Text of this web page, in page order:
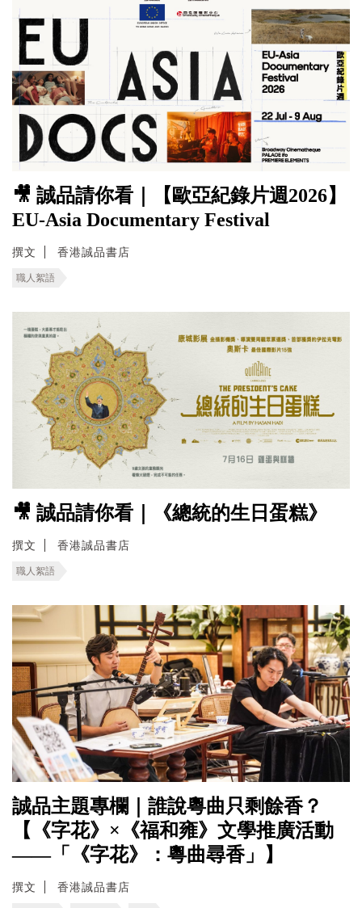
🎥 誠品請你看｜【歐亞紀錄片週2026】
EU-Asia Documentary Festival
撰文 香港誠品書店
職人絮語
🎥 誠品請你看｜《總統的生日蛋糕》
撰文 香港誠品書店
職人絮語
誠品主題專欄｜誰說粵曲只剩餘香？
【《字花》×《福和雍》文學推廣活動
——「《字花》：粵曲尋香」】
撰文 香港誠品書店